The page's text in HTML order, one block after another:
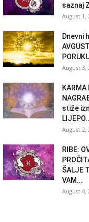
saznaj
August 1,
Dnevni
August 3,
KARMA
stiže
August 2,
RIBE:
ŠALJE
VAM...
August 4,